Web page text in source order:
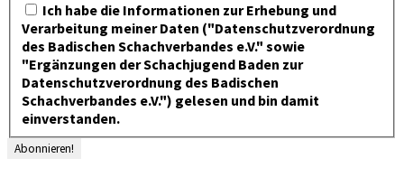
Ich habe die Informationen zur Erhebung und
Verarbeitung meiner Daten ("Datenschutzverordnung
des Badischen Schachverbandes e.V." sowie
"Ergänzungen der Schachjugend Baden zur
Datenschutzverordnung des Badischen
Schachverbandes e.V.") gelesen und bin damit
einverstanden.